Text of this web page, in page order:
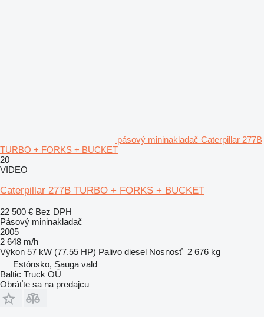
pásový mininakladač Caterpillar 277B
TURBO + FORKS + BUCKET
20
VIDEO
Caterpillar 277B TURBO + FORKS + BUCKET
22 500 € Bez DPH
Pásový mininakladač
2005
2 648 m/h
Výkon 57 kW (77.55 HP) Palivo diesel Nosnosť 2 676 kg
Estónsko, Sauga vald
Baltic Truck OÜ
Obráťte sa na predajcu